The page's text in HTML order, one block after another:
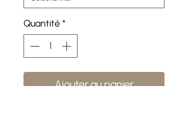
Quantité *
Ajouter au panier